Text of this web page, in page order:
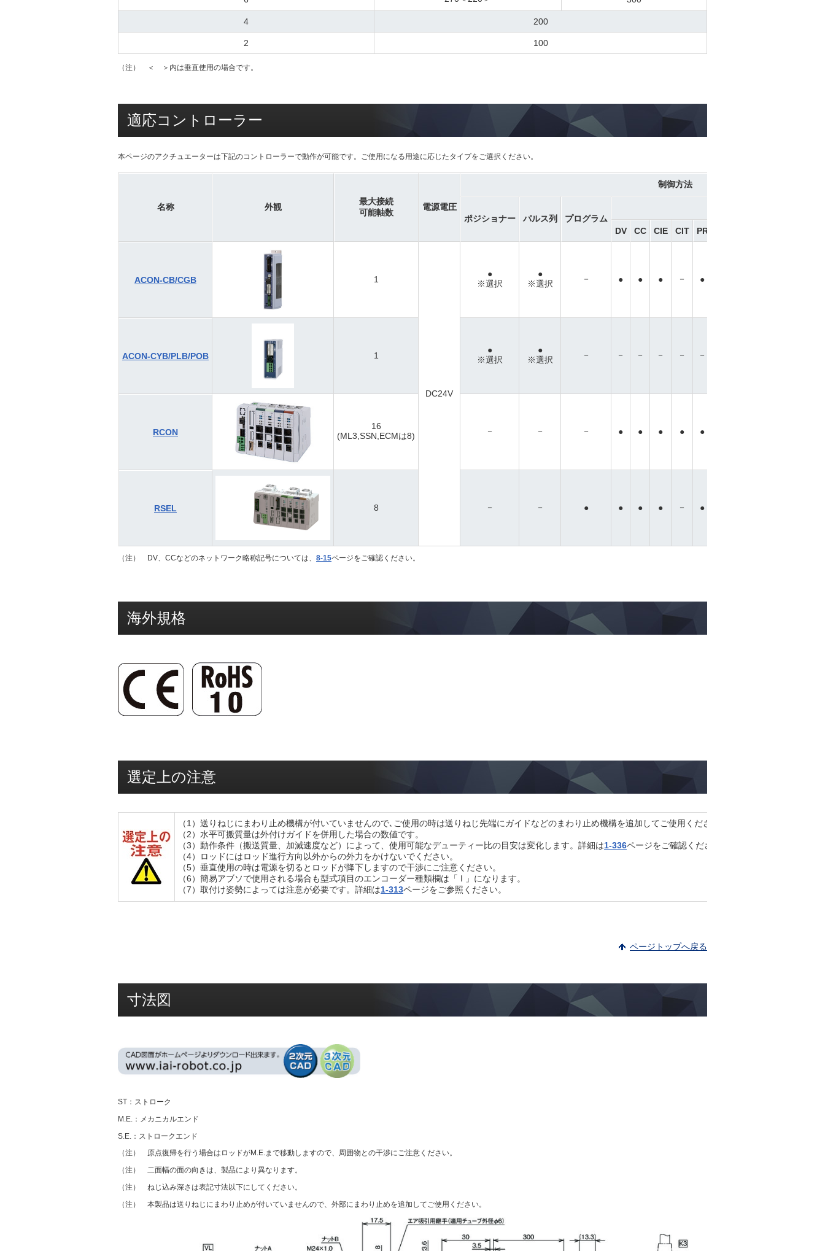
4 200
2 100
（注） ＜ ＞内は垂直使用の場合です。
適応コントローラー
本ページのアクチュエーターは下記のコントローラーで動作が可能です。ご使用になる用途に応じたタイプをご選択ください。
名称 外観
最大接続
可能軸数
電源電圧
制御方法
ポジショナー パルス列 プログラム
DV CC CIE CIT PR
ACON-CB/CGB 1
DC24V
●
※選択
●
※選択
－ ● ● ● － ●
ACON-CYB/PLB/POB 1
●
※選択
●
※選択
－ － － － － －
RCON
16
(ML3,SSN,ECMは8)
－ － － ● ● ● ● ●
RSEL 8 － － ● ● ● ● － ●
（注） DV、CCなどのネットワーク略称記号については、 8-15ページをご確認ください。
海外規格
選定上の注意
（1）送りねじにまわり止め機構が付いていませんので､ご使用の時は送りねじ先端にガイドなどのまわり止め機構を追加してご使用ください｡（まわり止めがない
（2）水平可搬質量は外付けガイドを併用した場合の数値です。
（3）動作条件（搬送質量、加減速度など）によって、使用可能なデューティー比の目安は変化します。詳細は1-336ページをご確認ください。
（4）ロッドにはロッド進行方向以外からの外力をかけないでください。
（5）垂直使用の時は電源を切るとロッドが降下しますので干渉にご注意ください。
（6）簡易アブソで使用される場合も型式項目のエンコーダー種類欄は「 I 」になります。
（7）取付け姿勢によっては注意が必要です。詳細は1-313ページをご参照ください。
ページトップへ戻る
寸法図
ST：ストローク
M.E.：メカニカルエンド
S.E.：ストロークエンド
（注） 原点復帰を行う場合はロッドがM.E.まで移動しますので、周囲物との干渉にご注意ください。
（注） 二面幅の面の向きは、製品により異なります。
（注） ねじ込み深さは表記寸法以下にしてください。
（注） 本製品は送りねじにまわり止めが付いていませんので、外部にまわり止めを追加してご使用ください。